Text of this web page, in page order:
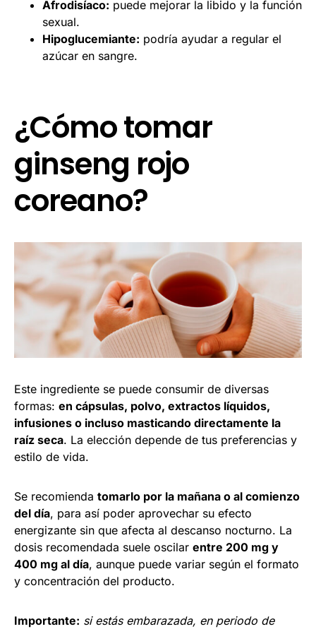
Afrodisíaco: puede mejorar la libido y la función
sexual.
Hipoglucemiante: podría ayudar a regular el
azúcar en sangre.
¿Cómo tomar
ginseng rojo
coreano?
Este ingrediente se puede consumir de diversas
formas: en cápsulas, polvo, extractos líquidos,
infusiones o incluso masticando directamente la
raíz seca. La elección depende de tus preferencias y
estilo de vida.
Se recomienda tomarlo por la mañana o al comienzo
del día, para así poder aprovechar su efecto
energizante sin que afecta al descanso nocturno. La
dosis recomendada suele oscilar entre 200 mg y
400 mg al día, aunque puede variar según el formato
y concentración del producto.
Importante: si estás embarazada, en periodo de